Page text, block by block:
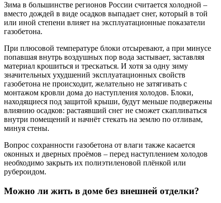
Зима в большинстве регионов России считается холодной –
вместо дождей в виде осадков выпадает снег, который в той
или иной степени влияет на эксплуатационные показатели
газобетона.
При плюсовой температуре блоки отсыревают, а при минусе
попавшая внутрь воздушных пор вода застывает, заставляя
материал крошиться и трескаться. И хотя за одну зиму
значительных ухудшений эксплуатационных свойств
газобетона не происходит, желательно не затягивать с
монтажом кровли дома до наступления холодов. Блоки,
находящиеся под защитой крыши, будут меньше подвержены
влиянию осадков: растаявший снег не сможет скапливаться
внутри помещений и начнёт стекать на землю по отливам,
минуя стены.
Вопрос сохранности газобетона от влаги также касается
оконных и дверных проёмов – перед наступлением холодов
необходимо закрыть их полиэтиленовой плёнкой или
рубероидом.
Можно ли жить в доме без внешней отделки?